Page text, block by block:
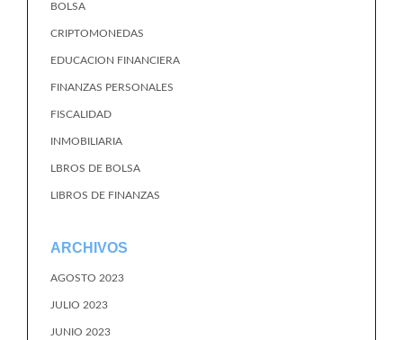
BOLSA
CRIPTOMONEDAS
EDUCACION FINANCIERA
FINANZAS PERSONALES
FISCALIDAD
INMOBILIARIA
LBROS DE BOLSA
LIBROS DE FINANZAS
ARCHIVOS
AGOSTO 2023
JULIO 2023
JUNIO 2023